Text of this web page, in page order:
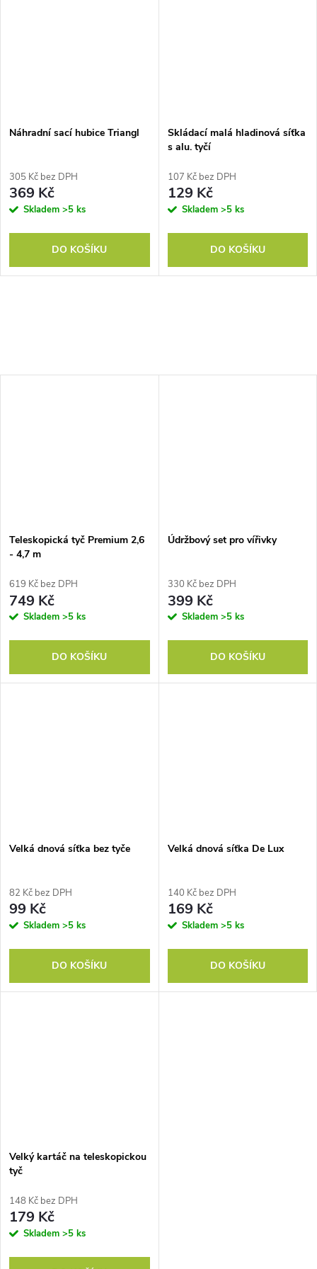
Náhradní sací hubice Triangl
305 Kč bez DPH
369 Kč
Skladem >5 ks
DO KOŠÍKU
Skládací malá hladinová síťka
s alu. tyčí
107 Kč bez DPH
129 Kč
Skladem >5 ks
DO KOŠÍKU
Teleskopická tyč Premium 2,6
- 4,7 m
619 Kč bez DPH
749 Kč
Skladem >5 ks
DO KOŠÍKU
Údržbový set pro vířivky
330 Kč bez DPH
399 Kč
Skladem >5 ks
DO KOŠÍKU
Velká dnová síťka bez tyče
82 Kč bez DPH
99 Kč
Skladem >5 ks
DO KOŠÍKU
Velká dnová síťka De Lux
140 Kč bez DPH
169 Kč
Skladem >5 ks
DO KOŠÍKU
Velký kartáč na teleskopickou
tyč
148 Kč bez DPH
179 Kč
Skladem >5 ks